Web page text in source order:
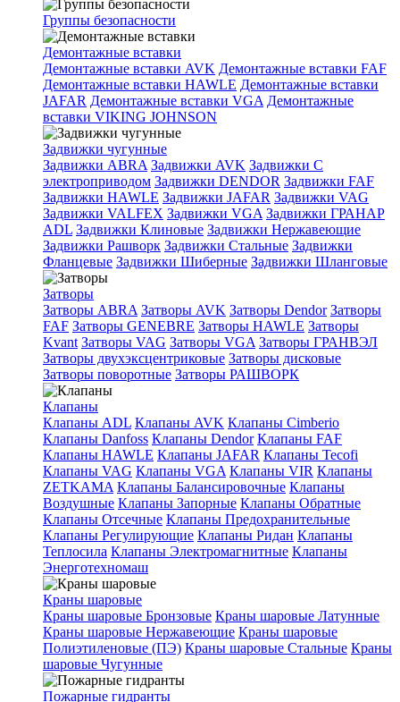
Группы безопасности
Демонтажные вставки
Демонтажные вставки AVK Демонтажные вставки FAF
Демонтажные вставки HAWLE Демонтажные вставки
JAFAR Демонтажные вставки VGA Демонтажные
вставки VIKING JOHNSON
Задвижки чугунные
Задвижки ABRA Задвижки AVK Задвижки C
электроприводом Задвижки DENDOR Задвижки FAF
Задвижки HAWLE Задвижки JAFAR Задвижки VAG
Задвижки VALFEX Задвижки VGA Задвижки ГРАНАР
ADL Задвижки Клиновые Задвижки Нержавеющие
Задвижки Рашворк Задвижки Стальные Задвижки
Фланцевые Задвижки Шиберные Задвижки Шланговые
Затворы
Затворы ABRA Затворы AVK Затворы Dendor Затворы
FAF Затворы GENEBRE Затворы HAWLE Затворы
Kvant Затворы VAG Затворы VGA Затворы ГРАНВЭЛ
Затворы двухэксцентриковые Затворы дисковые
Затворы поворотные Затворы РАШВОРК
Клапаны
Клапаны ADL Клапаны AVK Клапаны Cimberio
Клапаны Danfoss Клапаны Dendor Клапаны FAF
Клапаны HAWLE Клапаны JAFAR Клапаны Tecofi
Клапаны VAG Клапаны VGA Клапаны VIR Клапаны
ZETKAMA Клапаны Балансировочные Клапаны
Воздушные Клапаны Запорные Клапаны Обратные
Клапаны Отсечные Клапаны Предохранительные
Клапаны Регулирующие Клапаны Ридан Клапаны
Теплосила Клапаны Электромагнитные Клапаны
Энерготехномаш
Краны шаровые
Краны шаровые Бронзовые Краны шаровые Латунные
Краны шаровые Нержавеющие Краны шаровые
Полиэтиленовые (ПЭ) Краны шаровые Стальные Краны
шаровые Чугунные
Пожарные гидранты